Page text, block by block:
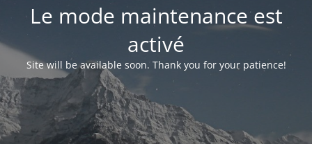
Le mode maintenance est
activé
Site will be available soon. Thank you for your patience!